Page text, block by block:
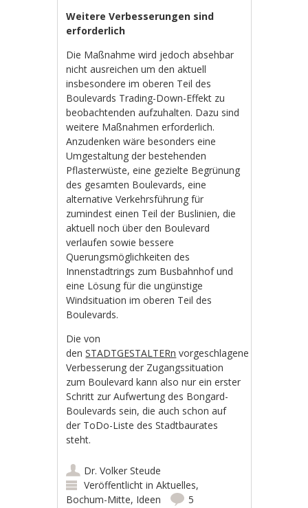
Weitere Verbesserungen sind
erforderlich
Die Maßnahme wird jedoch absehbar
nicht ausreichen um den aktuell
insbesondere im oberen Teil des
Boulevards Trading-Down-Effekt zu
beobachtenden aufzuhalten. Dazu sind
weitere Maßnahmen erforderlich.
Anzudenken wäre besonders eine
Umgestaltung der bestehenden
Pflasterwüste, eine gezielte Begrünung
des gesamten Boulevards, eine
alternative Verkehrsführung für
zumindest einen Teil der Buslinien, die
aktuell noch über den Boulevard
verlaufen sowie bessere
Querungsmöglichkeiten des
Innenstadtrings zum Busbahnhof und
eine Lösung für die ungünstige
Windsituation im oberen Teil des
Boulevards.
Die von
denSTADTGESTALTERn vorgeschlagene
Verbesserung der Zugangssituation
zum Boulevard kann also nur ein erster
Schritt zur Aufwertung des Bongard-
Boulevards sein, die auch schon auf
der ToDo-Liste des Stadtbaurates
steht.
Dr. Volker Steude
Veröffentlicht inAktuelles,
Bochum-Mitte, Ideen
5